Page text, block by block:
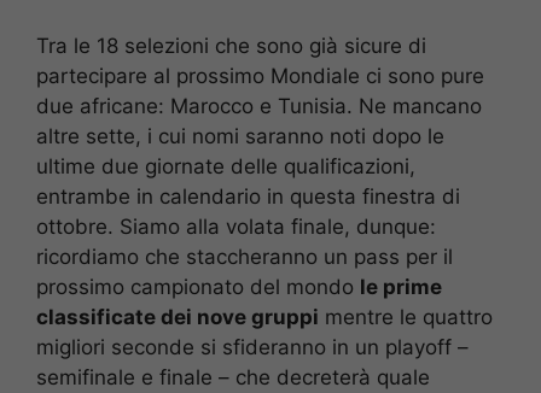
Tra le 18 selezioni che sono già sicure di
partecipare al prossimo Mondiale ci sono pure
due africane: Marocco e Tunisia. Ne mancano
altre sette, i cui nomi saranno noti dopo le
ultime due giornate delle qualificazioni,
entrambe in calendario in questa finestra di
ottobre. Siamo alla volata finale, dunque:
ricordiamo che staccheranno un pass per il
prossimo campionato del mondo le prime
classificate dei nove gruppi mentre le quattro
migliori seconde si sfideranno in un playoff –
semifinale e finale – che decreterà quale